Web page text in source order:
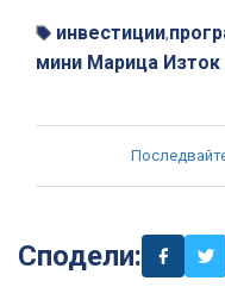
инвестиции,
мини Марица Изток
Сподели: